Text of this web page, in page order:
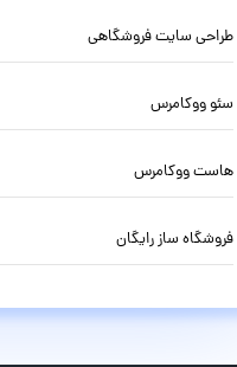
طراحی سایت فروشگاهی
سئو ووکامرس
هاست ووکامرس
فروشگاه ساز رایگان